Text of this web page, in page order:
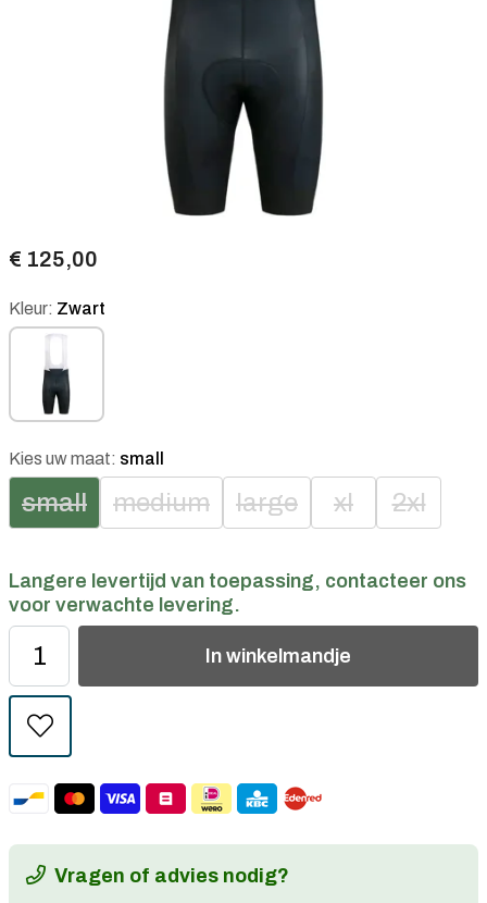
€ 125,00
Kleur: Zwart
Kies uw maat: small
small medium large xl 2xl
Langere levertijd van toepassing, contacteer ons
voor verwachte levering.
In winkelmandje
Vragen of advies nodig?